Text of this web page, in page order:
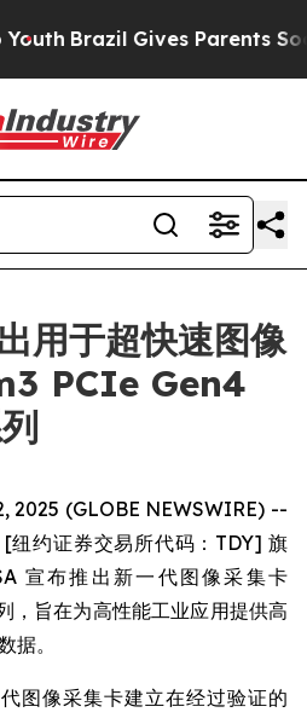
Brazil Gives Parents
用于超快速图像
PCIe Gen4
2025 (GLOBE NEWSWIRE) --
纽约证券交易所代码：TDY] 旗
宣布推出新一代图像采集卡
，旨在为高性能工业应用提供高
据。
图像采集卡建立在经过验证的